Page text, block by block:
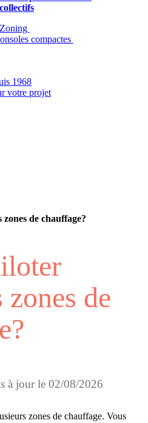
compactes
1968
votre projet
de chauffage?
de
à jour le 02/08/2026
zones de chauffage. Vous